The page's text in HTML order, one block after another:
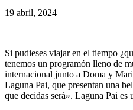
19 abril, 2024
Si pudieses viajar en el tiempo
tenemos un programón lleno de
internacional junto a Doma y
Laguna Pai, que presentan una
que decidas será». Laguna Pai